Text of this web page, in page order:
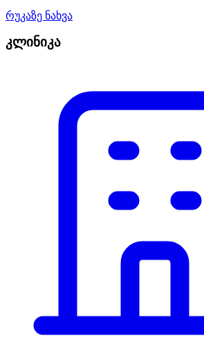
რუკაზე ნახვა
კლინიკა